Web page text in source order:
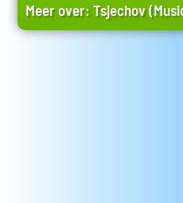
Meer over:Tsjechov